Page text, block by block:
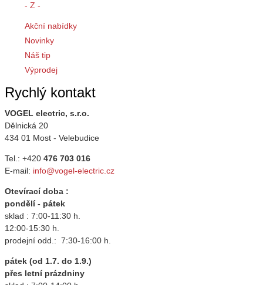
- Z -
Akční nabídky
Novinky
Náš tip
Výprodej
Rychlý kontakt
VOGEL electric, s.r.o.
Dělnická 20
434 01 Most - Velebudice
Tel.: +420 476 703 016
E-mail: info@vogel-electric.cz
Otevírací doba :
pondělí - pátek
sklad : 7:00-11:30 h.
12:00-15:30 h.
prodejní odd.: 7:30-16:00 h.
pátek (od 1.7. do 1.9.)
přes letní prázdniny